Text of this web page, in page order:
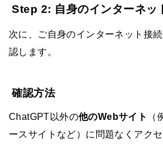
Step 2: 自身のインターネッ
次に、ご自身のインターネット接
認します。
確認方法
ChatGPT以外の他のWebサイト
（
ースサイトなど）に問題なくアク